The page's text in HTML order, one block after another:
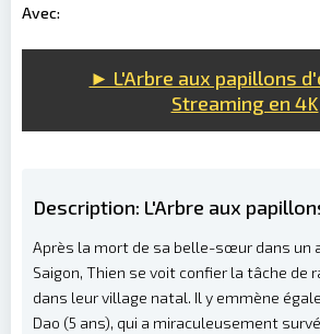
Avec:
► L'Arbre aux papillons
Streaming en 4K
Description: L'Arbre aux
Après la mort de sa belle-sœur dans un
Saigon, Thien se voit confier la tâche de
dans leur village natal. Il y emmène
Dao (5 ans), qui a miraculeusement